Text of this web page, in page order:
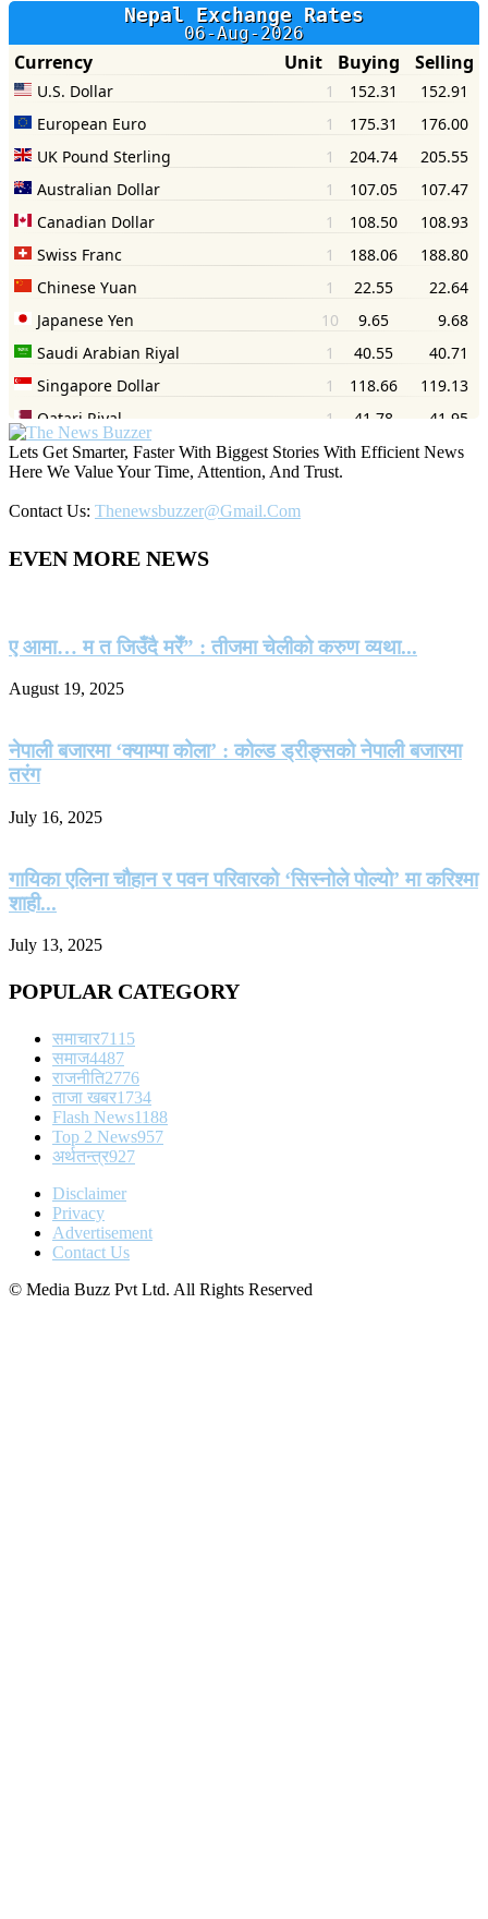
Lets Get Smarter, Faster With Biggest Stories With Efficient News
Here We Value Your Time, Attention, And Trust.
Contact Us: Thenewsbuzzer@gmail.com
EVEN MORE NEWS
ए आमा… म त जिउँदै मरेँ” : तीजमा चेलीको करुण व्यथा...
August 19, 2025
नेपाली बजारमा ‘क्याम्पा कोला’ : कोल्ड ड्रीङ्सको नेपाली बजारमा
तरंग
July 16, 2025
गायिका एलिना चौहान र पवन परिवारको ‘सिस्नोले पोल्यो’ मा करिश्मा
शाही...
July 13, 2025
POPULAR CATEGORY
समाचार7115
समाज4487
राजनीति2776
ताजा खबर1734
Flash News1188
Top 2 News957
अर्थतन्त्र927
Disclaimer
Privacy
Advertisement
Contact Us
© Media Buzz Pvt Ltd. All Rights Reserved